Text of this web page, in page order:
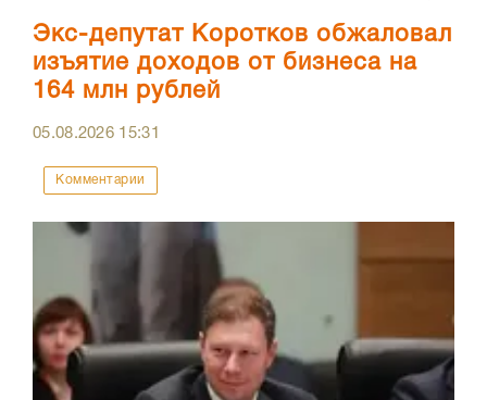
Экс-депутат Коротков обжаловал
изъятие доходов от бизнеса на
164 млн рублей
05.08.2026 15:31
Комментарии